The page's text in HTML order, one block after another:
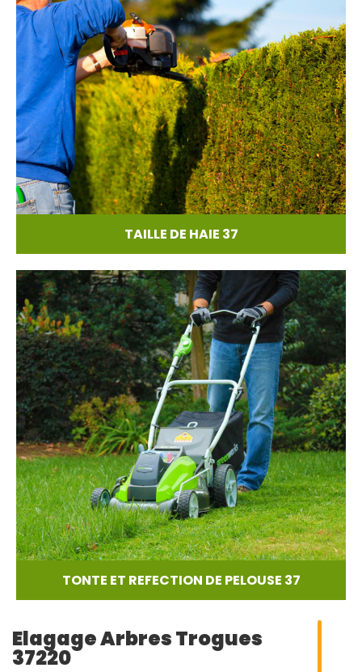
TAILLE DE HAIE 37
TONTE ET REFECTION DE PELOUSE 37
Elagage Arbres Trogues
37220